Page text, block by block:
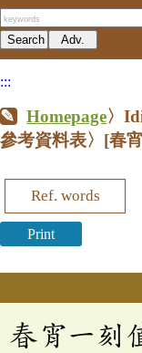
:::
Homepage〉
參考資料表〉 [春
Ref. words
Print
春宵一刻